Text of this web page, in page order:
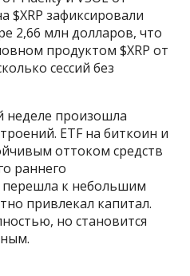
$XRP зафиксировали
2,66 млн долларов, что
продуктом $XRP от
сессий без
произошла
ETF на биткоин и
оттоком средств
раннего
перешла к небольшим
привлекал капитал.
но становится